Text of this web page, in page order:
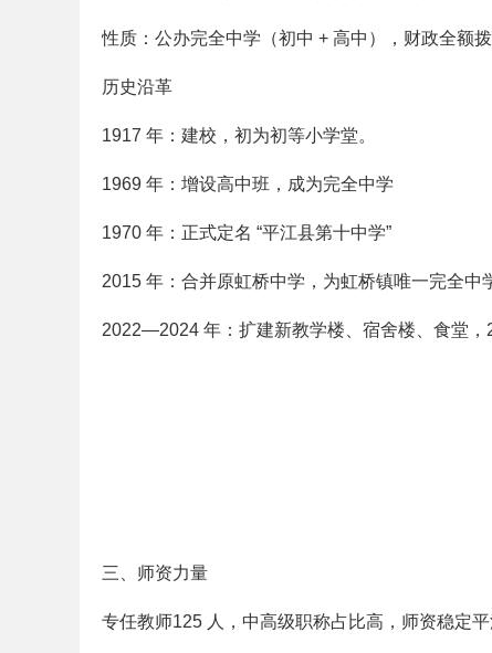
性质：公办完全中学（初中 + 高中），财政全额
历史沿革
1917 年：建校，初为初等小学堂。
1969 年：增设高中班，成为完全中学
1970 年：正式定名 “平江县第十中学”
2015 年：合并原虹桥中学，为虹桥镇唯一完全中
2022—2024 年：扩建新教学楼、宿舍楼、食堂，
三、师资力量
专任教师125 人，中高级职称占比高，师资稳定平